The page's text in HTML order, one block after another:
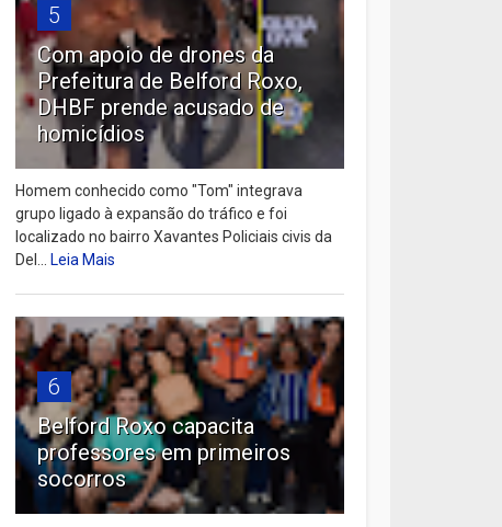
5
Com apoio de drones da
Prefeitura de Belford Roxo,
DHBF prende acusado de
homicídios
Homem conhecido como "Tom" integrava
grupo ligado à expansão do tráfico e foi
localizado no bairro Xavantes Policiais civis da
Del...Leia Mais
6
Belford Roxo capacita
professores em primeiros
socorros